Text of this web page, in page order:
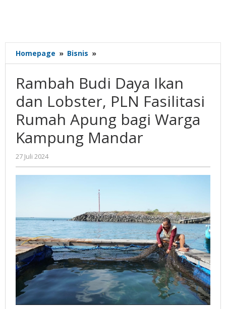
Homepage » Bisnis »
Budi
Ikan
Lobster,
PLN
Fasilitasi
Rumah
Warga
Mandar
Rambah Budi Daya Ikan
dan Lobster, PLN Fasilitasi
Rumah Apung bagi Warga
Kampung Mandar
27 Juli 2024
Gatot
Susanto